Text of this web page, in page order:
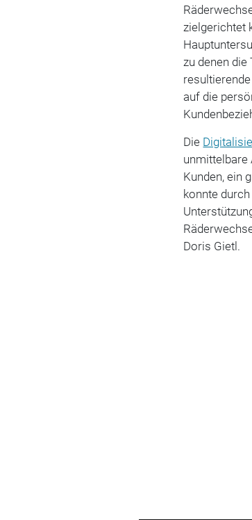
zielgerichtet
zu denen die
auf die
Die
unmittelbare
Kunden, ein
konnte
Doris Gietl.